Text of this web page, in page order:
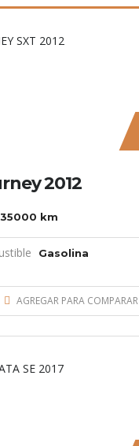
2012
km
Gasolina
AGREGAR PARA COMPARAR